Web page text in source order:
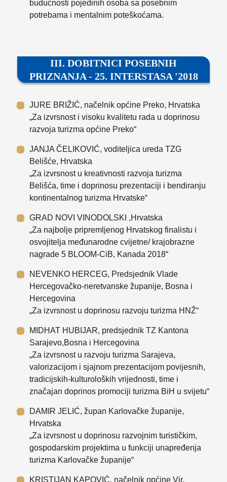
budućnosti pojedinih osoba sa posebnim
potrebama i mentalnim poteškoćama.
III. DOBITNICI POSEBNIH
PRIZNANJA - 25. INTERSTASA '2018
JURE BRIŽIĆ, načelnik općine Preko, Hrvatska
„Za izvrsnost i visoku kvalitetu rada u doprinosu
razvoja turizma općine Preko“
JANJA ČELIKOVIĆ, voditeljica ureda TZG
Belišće, Hrvatska
„Za izvrsnost u kreativnosti razvoja turizma
Belišća, time i doprinosu prezentaciji i bendiranju
kontinentalnog turizma Hrvatske“
GRAD NOVI VINODOLSKI ,Hrvatska
„Za najbolje pripremljenog Hrvatskog finalistu i
osvojitelja međunarodne cvijetne/ krajobrazne
nagrade 5 BLOOM-CiB, Kanada 2018“
NEVENKO HERCEG, Predsjednik Vlade
Hercegovačko-neretvanske županije, Bosna i
Hercegovina
„Za izvrsnost u doprinosu razvoju turizma HNŽ“
MIDHAT HUBIJAR, predsjednik TZ Kantona
Sarajevo,Bosna i Hercegovina
„Za izvrsnost u razvoju turizma Sarajeva,
valorizacijom i sjajnom prezentacijom povijesnih,
tradicijskih-kulturoloških vrijednosti, time i
značajan doprinos promociji turizma BiH u svijetu“
DAMIR JELIĆ, župan Karlovačke županije,
Hrvatska
„Za izvrsnost u doprinosu razvojnim turističkim,
gospodarskim projektima u funkciji unapređenja
turizma Karlovačke županije“
KRISTIJAN KAPOVIĆ, načelnik općine Vir,